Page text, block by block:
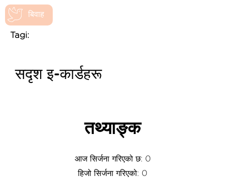
बिवाह
Tagi:
सदृश इ-कार्डहरू
तथ्याङ्क
आज सिर्जना गरिएको छ: 0
हिजो सिर्जना गरिएको: 0